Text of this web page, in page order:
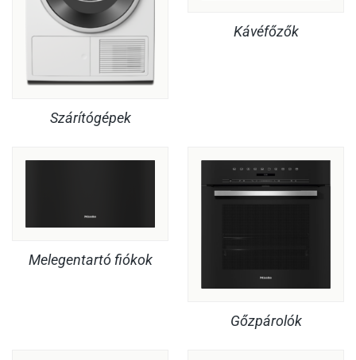
Szárítógépek
Kávéfőzők
Melegentartó fiókok
Gőzpárolók